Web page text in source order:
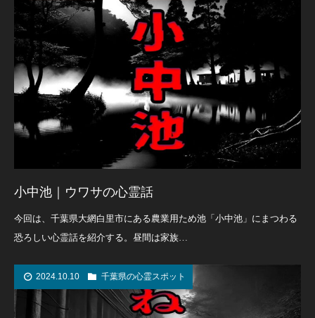
小中池｜ウワサの心霊話
今回は、千葉県大網白里市にある農業用ため池「小中池」にまつわる
恐ろしい心霊話を紹介する。昼間は家族…
2024.10.10 千葉県の心霊スポット